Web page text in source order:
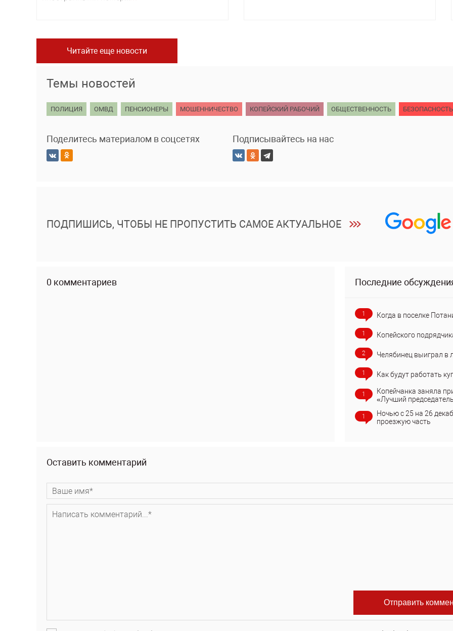
Читайте еще новости
Темы новостей
ПОЛИЦИЯ ОМВД ПЕНСИОНЕРЫ МОШЕННИЧЕСТВО КОПЕЙСКИЙ РАБОЧИЙ ОБЩЕСТВЕННОСТЬ БЕЗОПАСНОСТЬ
Поделитесь материалом в соцсетях Подписывайтесь на нас
ПОДПИШИСЬ, ЧТОБЫ НЕ ПРОПУСТИТЬ САМОЕ АКТУАЛЬНОЕ
0 комментариев Последние
1 Когда в поселке
1 Копейского
2 Челябинец выиграл в
1 Как будут работать
1
Копейчанка заняла
«Лучший
1
Ночью с 25 на 26
проезжую часть
Оставить комментарий